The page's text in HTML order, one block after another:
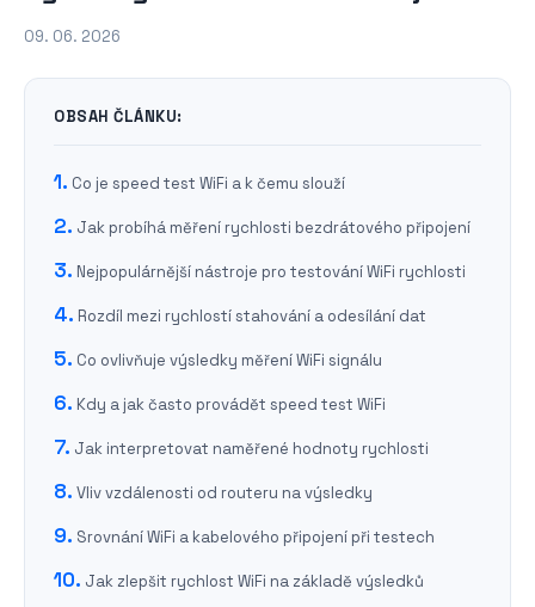
09. 06. 2026
OBSAH ČLÁNKU:
Co je speed test WiFi a k čemu slouží
Jak probíhá měření rychlosti bezdrátového připojení
Nejpopulárnější nástroje pro testování WiFi rychlosti
Rozdíl mezi rychlostí stahování a odesílání dat
Co ovlivňuje výsledky měření WiFi signálu
Kdy a jak často provádět speed test WiFi
Jak interpretovat naměřené hodnoty rychlosti
Vliv vzdálenosti od routeru na výsledky
Srovnání WiFi a kabelového připojení při testech
Jak zlepšit rychlost WiFi na základě výsledků